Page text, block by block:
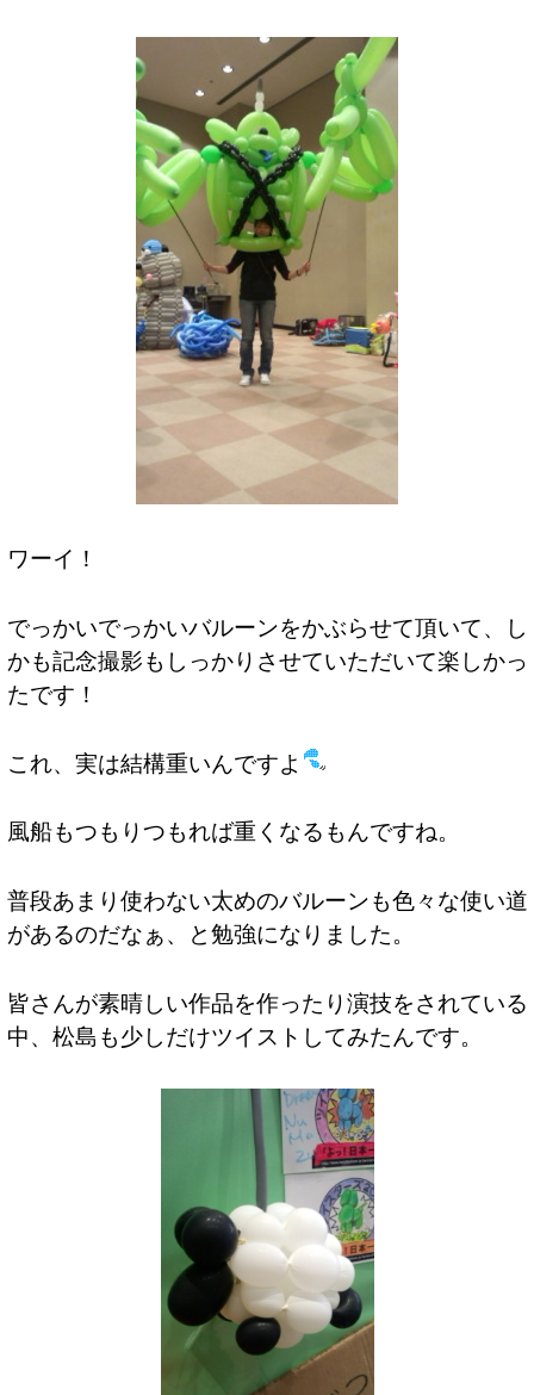
ワーイ！
でっかいでっかいバルーンをかぶらせて頂いて、し
かも記念撮影もしっかりさせていただいて楽しかっ
たです！
これ、実は結構重いんですよ
風船もつもりつもれば重くなるもんですね。
普段あまり使わない太めのバルーンも色々な使い道
があるのだなぁ、と勉強になりました。
皆さんが素晴しい作品を作ったり演技をされている
中、松島も少しだけツイストしてみたんです。